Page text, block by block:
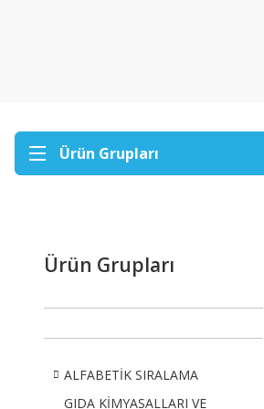
Ürün Grupları
Ürün Grupları
ALFABETİK SIRALAMA
GIDA KİMYASALLARI VE